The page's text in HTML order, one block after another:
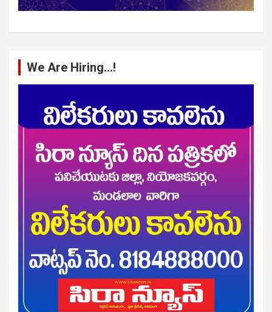
We Are Hiring…!